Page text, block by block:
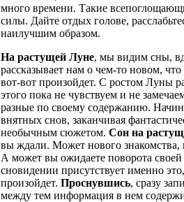
много времени. Такие
силы. Дайте отдых голове,
наилучшим образом.
На растущей Луне, мы видим сны,
рассказывает нам о чем-то новом,
вот-вот произойдет. С ростом Луны
этого пока не чувствуем и не
разные по своему содержанию.
внятных снов, заканчивая
необычным сюжетом. Сон на
вы ждали. Может нового знакомства,
А может вы ожидаете поворота
сновидении присутствует именно
произойдет. Проснувшись, сразу
между тем информация в нем